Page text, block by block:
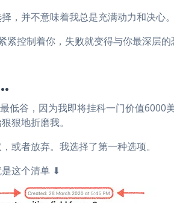
，并不意味着我总是充满动力和决心。
紧控制着你，失败就变得与你最深层
低谷，因为我即将挂科一门价值6000
狠地折磨我。
或者放弃。我选择了第一种选项。
这个清单 ⬇